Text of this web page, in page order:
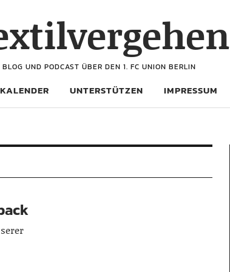
BLOG UND PODCAST ÜBER DEN 1. FC UNION BERLIN
KALENDER UNTERSTÜTZEN IMPRESSUM